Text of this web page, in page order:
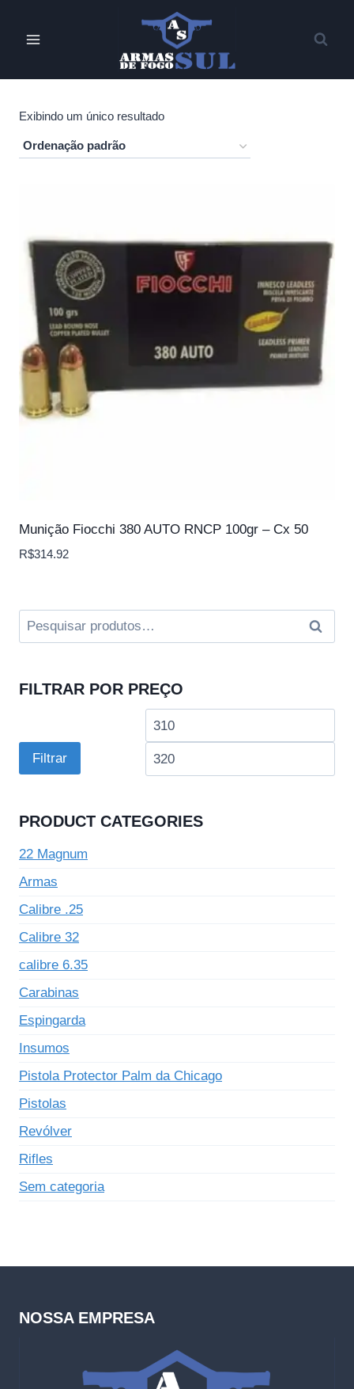
Exibindo um único resultado
Munição Fiocchi 380 AUTO RNCP 100gr – Cx 50
R$314.92
Pesquisar
por:
FILTRAR POR PREÇO
Preço
Filtrar
PRODUCT CATEGORIES
22 Magnum
Armas
Calibre .25
Calibre 32
calibre 6.35
Carabinas
Espingarda
Insumos
Pistola Protector Palm da Chicago
Pistolas
Revólver
Rifles
Sem categoria
NOSSA EMPRESA